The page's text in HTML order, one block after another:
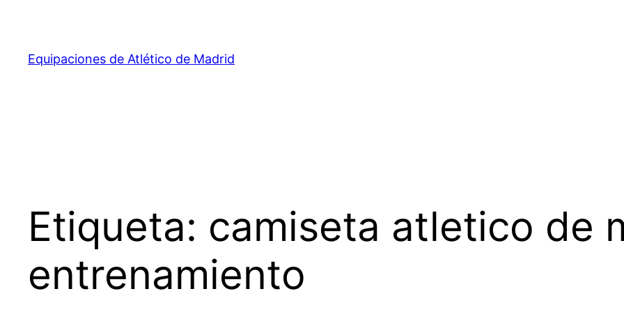
contenido
Equipaciones de Atlético de Madrid
Etiqueta: camiseta atletico de
entrenamiento